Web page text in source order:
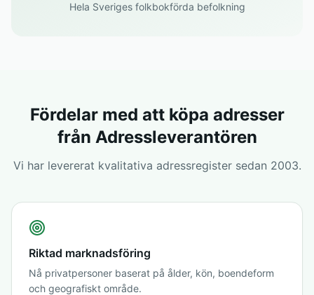
Hela Sveriges folkbokförda befolkning
Fördelar med att köpa adresser
från Adressleverantören
Vi har levererat kvalitativa adressregister sedan 2003.
Riktad marknadsföring
Nå privatpersoner baserat på ålder, kön, boendeform
och geografiskt område.